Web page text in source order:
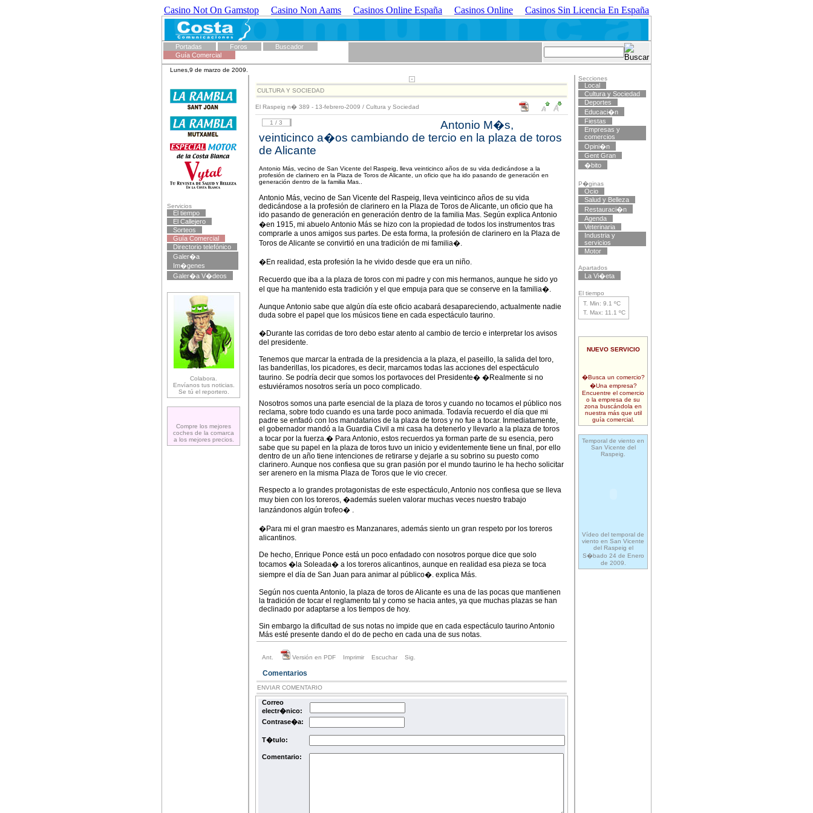
Casino Not On Gamstop Casino Non Aams Casinos Online España Casinos Online Casinos Sin Licencia En España
Portadas Foros
Buscador
Guía Comercial
Lunes,9 de marzo de 2009.
Servicios
El tiempo
El Callejero
Sorteos
Guía Comercial
Directorio telefónico
Galer�a
Im�genes
Galer�a V�deos
Colabora.
Envíanos tus noticias.
Se tú el reportero.
Compre los mejores
coches de la comarca
a los mejores precios.
CULTURA Y SOCIEDAD
El Raspeig n� 389 - 13-febrero-2009 / Cultura y Sociedad
1 / 3
Antonio M�s,
veinticinco a�os cambiando de tercio en la plaza de toros
de Alicante
Antonio Más, vecino de San Vicente del Raspeig, lleva veinticinco años de su vida dedicándose a la
profesión de clarinero en la Plaza de Toros de Alicante, un oficio que ha ido pasando de generación en
generación dentro de la familia Mas..
Antonio Más, vecino de San Vicente del Raspeig, lleva veinticinco años de su vida
dedicándose a la profesión de clarinero en la Plaza de Toros de Alicante, un oficio que ha
ido pasando de generación en generación dentro de la familia Mas. Según explica Antonio
�en 1915, mi abuelo Antonio Más se hizo con la propiedad de todos los instrumentos tras
comprarle a unos amigos sus partes. De esta forma, la profesión de clarinero en la Plaza de
Toros de Alicante se convirtió en una tradición de mi familia�.
�En realidad, esta profesión la he vivido desde que era un niño.
Recuerdo que iba a la plaza de toros con mi padre y con mis hermanos, aunque he sido yo
el que ha mantenido esta tradición y el que empuja para que se conserve en la familia�.
Aunque Antonio sabe que algún día este oficio acabará desapareciendo, actualmente nadie
duda sobre el papel que los músicos tiene en cada espectáculo taurino.
�Durante las corridas de toro debo estar atento al cambio de tercio e interpretar los avisos
del presidente.
Tenemos que marcar la entrada de la presidencia a la plaza, el paseillo, la salida del toro,
las banderillas, los picadores, es decir, marcamos todas las acciones del espectáculo
taurino. Se podría decir que somos los portavoces del Presidente� �Realmente si no
estuviéramos nosotros sería un poco complicado.
Nosotros somos una parte esencial de la plaza de toros y cuando no tocamos el público nos
reclama, sobre todo cuando es una tarde poco animada. Todavía recuerdo el día que mi
padre se enfadó con los mandatarios de la plaza de toros y no fue a tocar. Inmediatamente,
el gobernador mandó a la Guardia Civil a mi casa ha detenerlo y llevarlo a la plaza de toros
a tocar por la fuerza.� Para Antonio, estos recuerdos ya forman parte de su esencia, pero
sabe que su papel en la plaza de toros tuvo un inicio y evidentemente tiene un final, por ello
dentro de un año tiene intenciones de retirarse y dejarle a su sobrino su puesto como
clarinero. Aunque nos confiesa que su gran pasión por el mundo taurino le ha hecho solicitar
ser arenero en la misma Plaza de Toros que le vio crecer.
Respecto a lo grandes protagonistas de este espectáculo, Antonio nos confiesa que se lleva
muy bien con los toreros, �además suelen valorar muchas veces nuestro trabajo
lanzándonos algún trofeo� .
�Para mi el gran maestro es Manzanares, además siento un gran respeto por los toreros
alicantinos.
De hecho, Enrique Ponce está un poco enfadado con nosotros porque dice que solo
tocamos �la Soleada� a los toreros alicantinos, aunque en realidad esa pieza se toca
siempre el día de San Juan para animar al público�. explica Más.
Según nos cuenta Antonio, la plaza de toros de Alicante es una de las pocas que mantienen
la tradición de tocar el reglamento tal y como se hacia antes, ya que muchas plazas se han
declinado por adaptarse a los tiempos de hoy.
Sin embargo la dificultad de sus notas no impide que en cada espectáculo taurino Antonio
Más esté presente dando el do de pecho en cada una de sus notas.
Ant. Versión en PDF Imprimir Escuchar Sig.
Comentarios
ENVIAR COMENTARIO
Correo
electr�nico:
Contrase�a:
T�tulo:
Comentario:
Secciones
Local
Cultura y Sociedad
Deportes
Educaci�n
Fiestas
Empresas y
comercios
Opini�n
Gent Gran
�bito
P�ginas
Ocio
Salud y Belleza
Restauraci�n
Agenda
Veterinaria
Industria y
servicios
Motor
Apartados
La Vi�eta
El tiempo
T. Min: 9.1 ºC
T. Max: 11.1 ºC
NUEVO SERVICIO
�Busca un comercio?
�Una empresa?
Encuentre el comercio
o la empresa de su
zona buscándola en
nuestra más que util
guía comercial.
Temporal de viento en
San Vicente del
Raspeig.
Vídeo del temporal de
viento en San Vicente
del Raspeig el
S�bado 24 de Enero
de 2009.